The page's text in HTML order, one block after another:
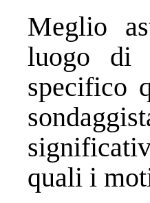
Meglio
luogo di
specifico
quali i